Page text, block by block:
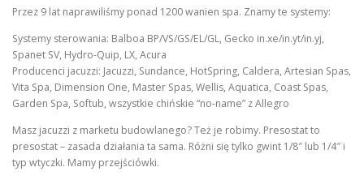
Przez 9 lat naprawiliśmy ponad 1200 wanien spa. Znamy te systemy:
Systemy sterowania: Balboa BP/VS/GS/EL/GL, Gecko in.xe/in.yt/in.yj,
Spanet SV, Hydro-Quip, LX, Acura
Producenci jacuzzi: Jacuzzi, Sundance, HotSpring, Caldera, Artesian Spas,
Vita Spa, Dimension One, Master Spas, Wellis, Aquatica, Coast Spas,
Garden Spa, Softub, wszystkie chińskie “no-name” z Allegro
Masz jacuzzi z marketu budowlanego? Też je robimy. Presostat to
presostat – zasada działania ta sama. Różni się tylko gwint 1/8″ lub 1/4″ i
typ wtyczki. Mamy przejściówki.